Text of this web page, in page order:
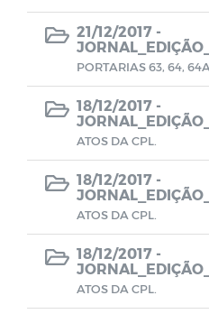
Transição de
21/12/2017 -
PORTARIAS 63, 64,
18/12/2017 -
ATOS DA CPL.
18/12/2017 -
ATOS DA CPL.
18/12/2017 -
ATOS DA CPL.